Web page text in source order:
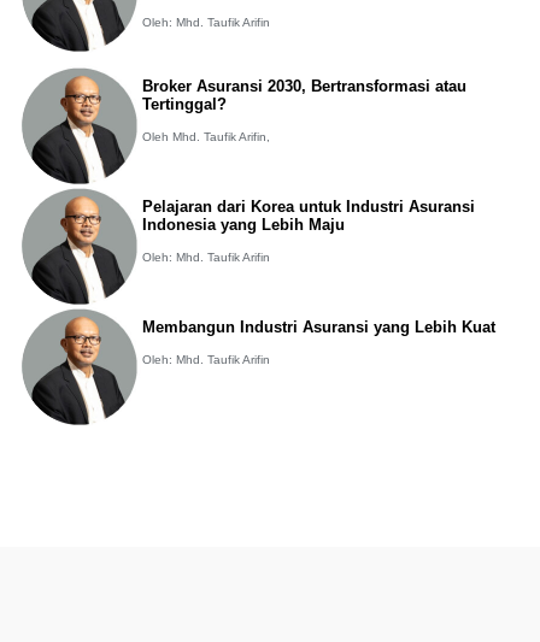
Oleh: Mhd. Taufik Arifin
Broker Asuransi 2030, Bertransformasi atau
Tertinggal?
Oleh Mhd. Taufik Arifin,
Pelajaran dari Korea untuk Industri Asuransi
Indonesia yang Lebih Maju
Oleh: Mhd. Taufik Arifin
Membangun Industri Asuransi yang Lebih Kuat
Oleh: Mhd. Taufik Arifin